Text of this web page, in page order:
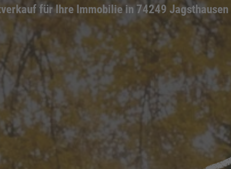
für Ihre Immobilie in 74249 Jagsthausen